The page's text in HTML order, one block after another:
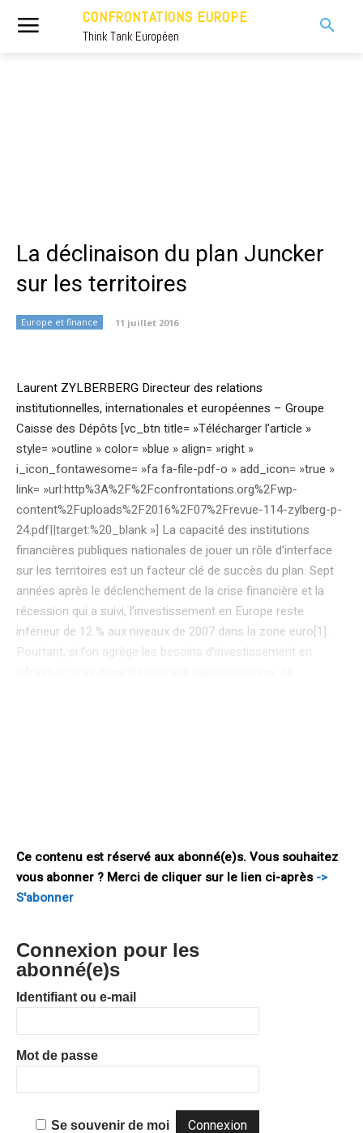
CONFRONTATIONS EUROPE
Think Tank Européen
La déclinaison du plan Juncker
sur les territoires
Europe et finance 11 juillet 2016
Laurent ZYLBERBERG Directeur des relations
institutionnelles, internationales et européennes – Groupe
Caisse des Dépôts [vc_btn title= »Télécharger l’article »
style= »outline » color= »blue » align= »right »
i_icon_fontawesome= »fa fa-file-pdf-o » add_icon= »true »
link= »url:http%3A%2F%2Fconfrontations.org%2Fwp-
content%2Fuploads%2F2016%2F07%2Frevue-114-zylberg-p-
24.pdf||target:%20_blank »] La capacité des institutions
financières publiques nationales de jouer un rôle d’interface
sur les territoires est un facteur clé de succès du plan. Sept
années après le déclenchement de la crise financière et la
récession qui a suivi, l’investissement en Europe reste
inférieur de 12 % aux niveaux de 2007 dans la zone euro[1].
Pourtant, si l’on agrège les besoins d’investissement en
Ce contenu est réservé aux abonné(e)s. Vous souhaitez
vous abonner ? Merci de cliquer sur le lien ci-après->
S'abonner
Connexion pour les
abonné(e)s
Identifiant ou e-mail
Mot de passe
Se souvenir de moi